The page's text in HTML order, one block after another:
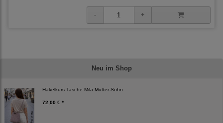
Neu im Shop
Häkelkurs Tasche Mila Mutter-Sohn
72,00 € *